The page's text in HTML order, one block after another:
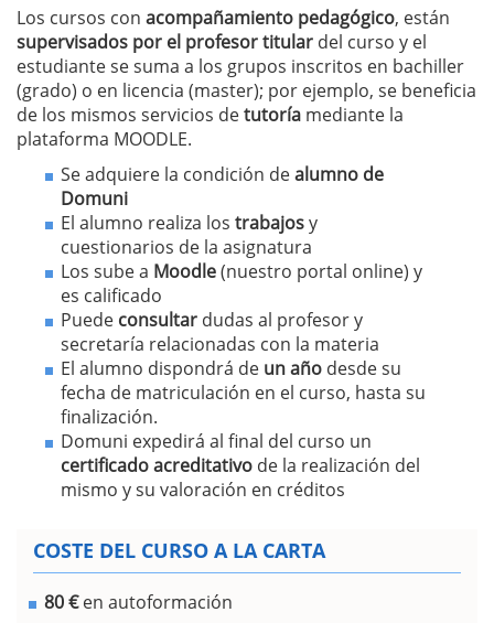
Los cursos con acompañamiento pedagógico, están
supervisados por el profesor titular del curso y el
estudiante se suma a los grupos inscritos en bachiller
(grado) o en licencia (master); por ejemplo, se beneficia
de los mismos servicios detutoría mediante la
plataforma MOODLE.
Se adquiere la condición dealumno de
Domuni
El alumno realiza los trabajosy
cuestionarios de la asignatura
Los sube a Moodle(nuestro portal online) y
es calificado
Puede consultar dudas al profesor y
secretaría relacionadas con la materia
El alumno dispondrá de un año desde su
fecha de matriculación en el curso, hasta su
finalización.
Domuni expedirá al final del curso un
certificado acreditativo de la realización del
mismo y su valoración en créditos
COSTE DEL CURSO A LA CARTA
80 €en autoformación